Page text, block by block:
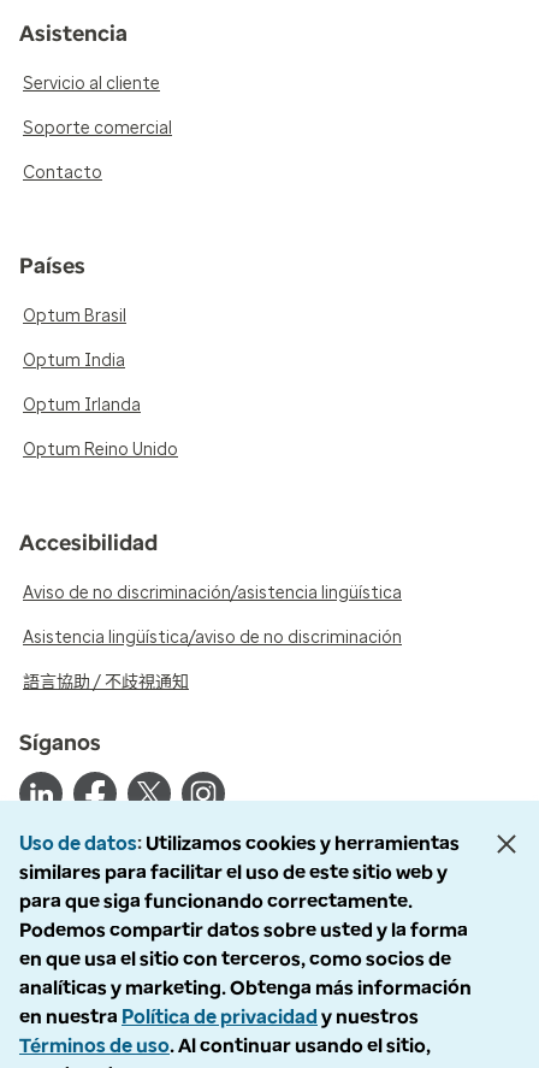
Asistencia
Servicio al cliente
Soporte comercial
Contacto
Países
Optum Brasil
Optum India
Optum Irlanda
Optum Reino Unido
Accesibilidad
Aviso de no discriminación/asistencia lingüística
Asistencia lingüística/aviso de no discriminación
語言協助 / 不歧視通知
Síganos
© 2026 Optum, Inc. Todos los derechos reservados. Fotografías de
archivo utilizadas.
Política de privacidad
Condiciones de uso
Exclusión voluntaria
Accesibilidad
Informe de vulnerabilidad
Uso de datos Utilizamos cookies y herramientas
similares para facilitar el uso de este sitio web y
para que siga funcionando correctamente.
Podemos compartir datos sobre usted y la forma
en que usa el sitio con terceros, como socios de
analíticas y marketing. Obtenga más información
en nuestra Política de privacidad y nuestros
Términos de uso. Al continuar usando el sitio,